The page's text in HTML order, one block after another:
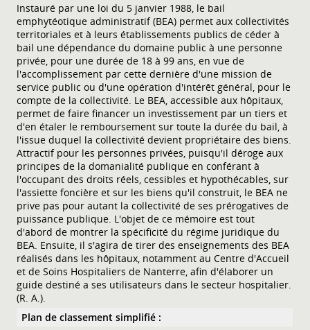
Instauré par une loi du 5 janvier 1988, le bail
emphytéotique administratif (BEA) permet aux collectivités
territoriales et à leurs établissements publics de céder à
bail une dépendance du domaine public à une personne
privée, pour une durée de 18 à 99 ans, en vue de
l'accomplissement par cette dernière d'une mission de
service public ou d'une opération d'intérêt général, pour le
compte de la collectivité. Le BEA, accessible aux hôpitaux,
permet de faire financer un investissement par un tiers et
d'en étaler le remboursement sur toute la durée du bail, à
l'issue duquel la collectivité devient propriétaire des biens.
Attractif pour les personnes privées, puisqu'il déroge aux
principes de la domanialité publique en conférant à
l'occupant des droits réels, cessibles et hypothécables, sur
l'assiette foncière et sur les biens qu'il construit, le BEA ne
prive pas pour autant la collectivité de ses prérogatives de
puissance publique. L'objet de ce mémoire est tout
d'abord de montrer la spécificité du régime juridique du
BEA. Ensuite, il s'agira de tirer des enseignements des BEA
réalisés dans les hôpitaux, notamment au Centre d'Accueil
et de Soins Hospitaliers de Nanterre, afin d'élaborer un
guide destiné a ses utilisateurs dans le secteur hospitalier.
(R. A.).
Plan de classement simplifié :